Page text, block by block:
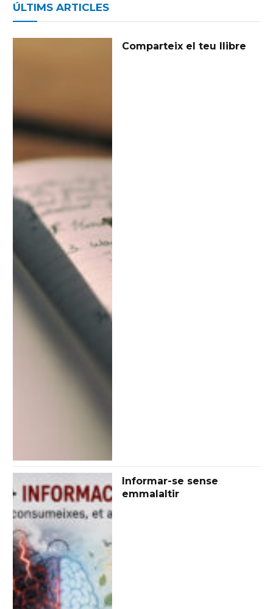
ÚLTIMS ARTICLES
Comparteix el teu llibre
Informar-se sense
emmalaltir